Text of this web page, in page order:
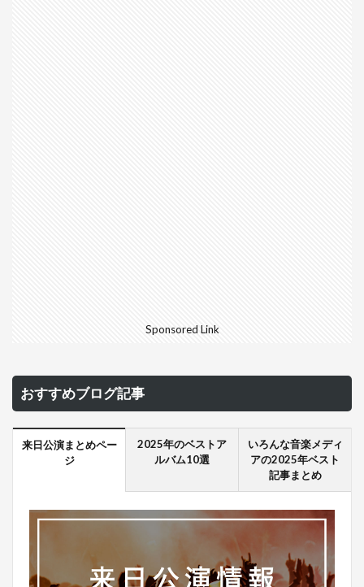
Sponsored Link
おすすめブログ記事
来日公演まとめペー
ジ
2025年のベストア
ルバム10選
いろんな音楽メディ
アの2025年ベスト
記事まとめ